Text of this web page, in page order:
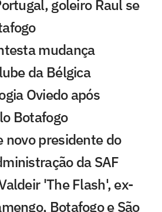
goleiro Raul se
mudança
da Bélgica
Oviedo após
Botafogo
novo presidente do
da SAF
'The Flash', ex-
Botafogo e São